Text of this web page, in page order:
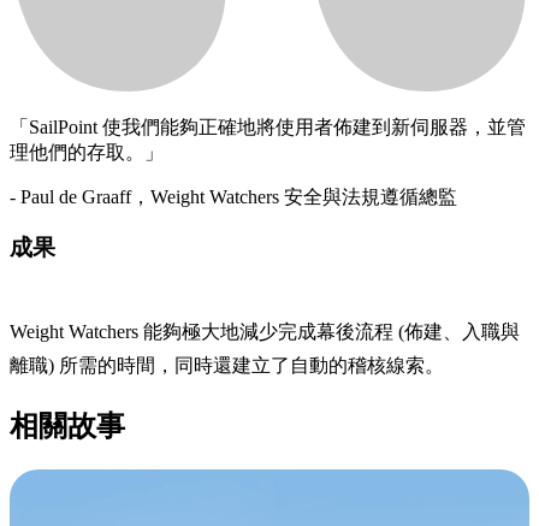
「SailPoint 使我們能夠正確地將使用者佈建到新伺服器，並管
理他們的存取。」
- Paul de Graaff，Weight Watchers 安全與法規遵循總監
成果
Weight Watchers 能夠極大地減少完成幕後流程 (佈建、入職與
離職) 所需的時間，同時還建立了自動的稽核線索。
相關故事